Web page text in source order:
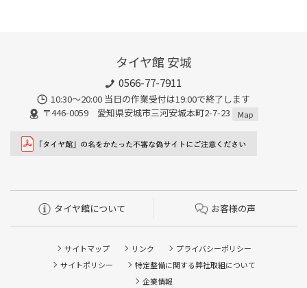
タイヤ館 安城
0566-77-7911
10:30〜20:00 当日の作業受付は19:00で終了します
〒446-0059 愛知県安城市三河安城本町2-7-23
Map
タイヤ館について お客様の声
サイトマップ リンク
プライバシーポリシー
サイトポリシー
特定整備に関する弊社取組について
企業情報